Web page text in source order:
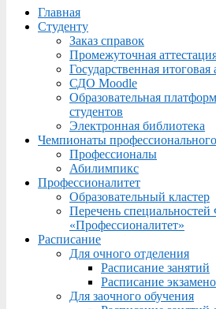
Menu
Главная
Студенту
Заказ справок
Промежуточная
Государственная итоговая
СДО Moodle
Образовательная
студентов
Электронная библиотека
Чемпионаты профессионального
Профессионалы
Абилимпикс
Профессионалитет
Образовательный кластер
Перечень
«Профессионалитет»
Расписание
Для очного отделения
Расписание занятий
Расписание
Для заочного обучения